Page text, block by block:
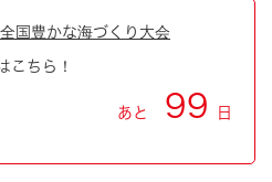
国豊かな海づくり大会
こちら！
あと 99 日